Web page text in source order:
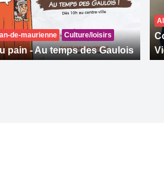
de-maurienne Culture/loisirs
pain - Au temps des Gaulois